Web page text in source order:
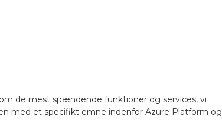
de mest spændende funktioner og services, vi
med et specifikt emne indenfor Azure Platform og